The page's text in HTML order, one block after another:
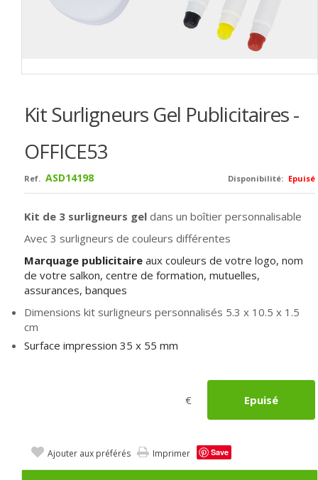
Kit Surligneurs Gel Publicitaires -
OFFICE53
Disponibilité: Epuisé
Ref. ASD14198
Kit de 3 surligneurs gel dans un boîtier personnalisable
Avec 3 surligneurs de couleurs différentes
Marquage publicitaire aux couleurs de votre logo, nom
de votre salkon, centre de formation, mutuelles,
assurances, banques
Dimensions kit surligneurs personnalisés 5.3 x 10.5 x 1.5
cm
Surface impression 35 x 55 mm
€ Epuisé
Ajouter aux préférés Imprimer Save